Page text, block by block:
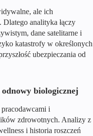
ale ich
analityka łączy
dane satelitarne i
katastrofy w określonych
ubezpieczania od
biologicznej
i
zdrowotnych. Analizy z
i historia roszczeń